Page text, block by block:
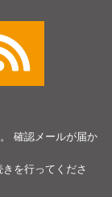
確認メールが届か
を行ってくださ